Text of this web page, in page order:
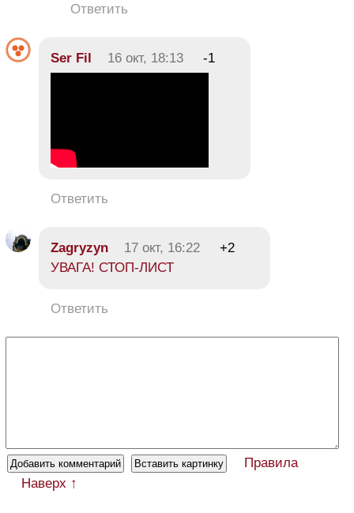
Ответить
Ser Fil 16 окт, 18:13 -1
Ответить
Zagryzyn 17 окт, 16:22
+2
УВАГА! СТОП-ЛИСТ
Ответить
Правила
Наверх ↑